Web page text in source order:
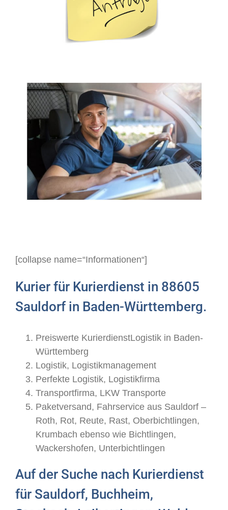
[collapse name=“Informationen“]
Kurier für Kurierdienst in 88605
Sauldorf in Baden-Württemberg.
Preiswerte KurierdienstLogistik in Baden-
Württemberg
Logistik, Logistikmanagement
Perfekte Logistik, Logistikfirma
Transportfirma, LKW Transporte
Paketversand, Fahrservice aus Sauldorf –
Roth, Rot, Reute, Rast, Oberbichtlingen,
Krumbach ebenso wie Bichtlingen,
Wackershofen, Unterbichtlingen
Auf der Suche nach Kurierdienst
für Sauldorf, Buchheim,